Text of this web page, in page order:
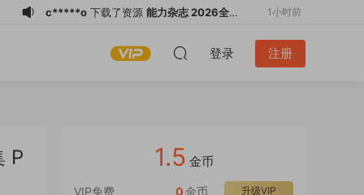
登录 注册
c*****o 下载了资源 能力杂志 2026全年
1小时前
下载了资源读者(繁体版) 2026
2小时前
瘋耳機 2024-
3小时前
P 1.5 金币
VIP免费 升级VIP
0金币